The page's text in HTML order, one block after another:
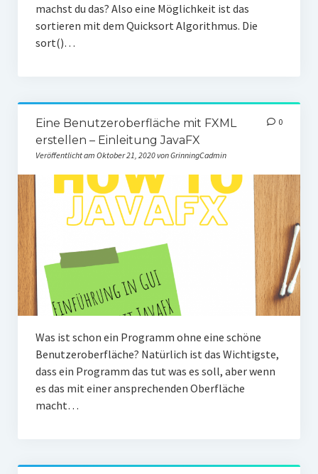
machst du das? Also eine Möglichkeit ist das
sortieren mit dem Quicksort Algorithmus. Die
sort()…
Eine Benutzeroberfläche mit FXML
erstellen – Einleitung JavaFX
Veröffentlicht am Oktober 21, 2020 von GrinningCadmin
0
Was ist schon ein Programm ohne eine schöne
Benutzeroberfläche? Natürlich ist das Wichtigste,
dass ein Programm das tut was es soll, aber wenn
es das mit einer ansprechenden Oberfläche
macht…